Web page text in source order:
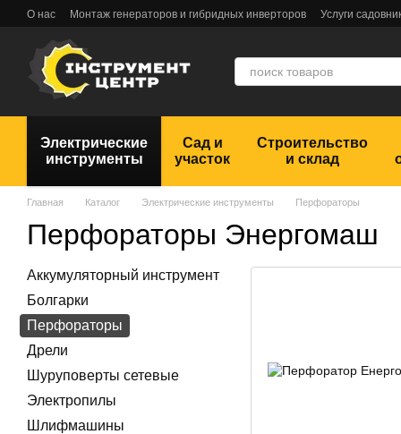
Перейти к основному контенту
О нас Монтаж генераторов и гибридных инверторов Услуги
Электрические
инструменты
Сад и
участок
Строительство
и склад
Главная Каталог Электрические инструменты Перфораторы
Перфораторы Энергомаш
Аккумуляторный инструмент
Болгарки
Перфораторы
Дрели
Шуруповерты сетевые
Электропилы
Шлифмашины